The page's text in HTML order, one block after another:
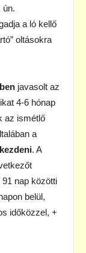
ún.
a ló kellő
oltásokra
javasolt az
4-6 hónap
az ismétlő
a
. A
nap közötti
belül,
időközzel, +